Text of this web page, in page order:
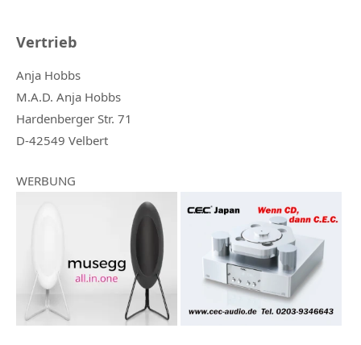
Vertrieb
Anja Hobbs
M.A.D. Anja Hobbs
Hardenberger Str. 71
D-42549 Velbert
WERBUNG